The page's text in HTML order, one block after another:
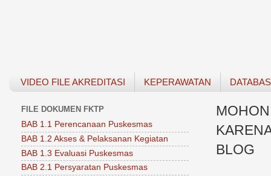
VIDEO FILE AKREDITASI KEPERAWATAN
BLOG
FILE DOKUMEN FKTP
BAB 1.1 Perencanaan Puskesmas
BAB 1.2 Akses & Pelaksanan Kegiatan
BAB 1.3 Evaluasi Puskesmas
BAB 2.1 Persyaratan Puskesmas